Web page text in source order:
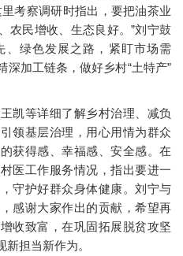
考察调研时指出，要把油茶业
农民增收、生态良好。”刘宁鼓
、绿色发展之路，紧盯市场需
加工链条，做好乡村“土特产”
等详细了解乡村治理、减负
领基层治理，用心用情为群众
获得感、幸福感、安全感。在
医工作服务情况，指出要进一
守护好群众身体健康。刘宁与
感谢大家作出的贡献，希望再
收致富，在巩固拓展脱贫攻坚
担当新作为。